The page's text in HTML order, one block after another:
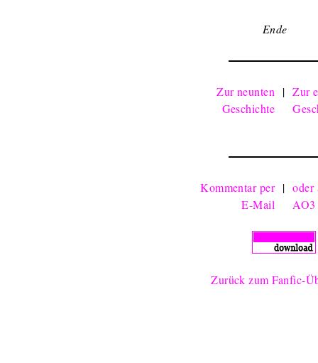
Ende
Zur neunten
Geschichte
| Zur
Kommentar per
E-Mail
| oder
AO3
Zurück zum Fanfic-